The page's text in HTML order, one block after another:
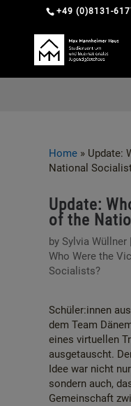
+49 (0)8131-
Home » Update:
National
Update:
of the
by Sylvia Wüllner |
Who Were the
Socialists?
Schüler:innen
dem Team
eines virtuellen
ausgetauscht.
Idee war nicht
sondern auch,
Gemeinschaft